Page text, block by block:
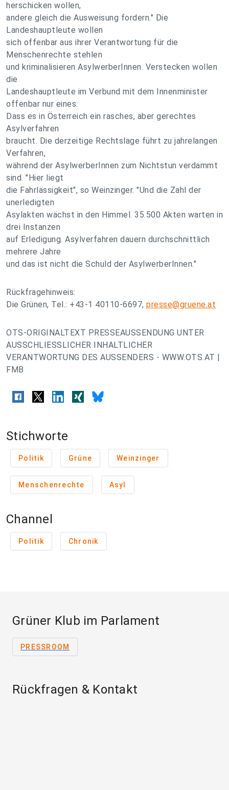
herschicken wollen,
andere gleich die Ausweisung fordern." Die
Landeshauptleute wollen
sich offenbar aus ihrer Verantwortung für die
Menschenrechte stehlen
und kriminalisieren AsylwerberInnen. Verstecken wollen
die
Landeshauptleute im Verbund mit dem Innenminister
offenbar nur eines:
Dass es in Österreich ein rasches, aber gerechtes
Asylverfahren
braucht. Die derzeitige Rechtslage führt zu jahrelangen
Verfahren,
während der AsylwerberInnen zum Nichtstun verdammt
sind. "Hier liegt
die Fahrlässigkeit", so Weinzinger. "Und die Zahl der
unerledigten
Asylakten wächst in den Himmel. 35.500 Akten warten in
drei Instanzen
auf Erledigung. Asylverfahren dauern durchschnittlich
mehrere Jahre
und das ist nicht die Schuld der AsylwerberInnen."
Rückfragehinweis:
Die Grünen, Tel.: +43-1 40110-6697, presse@gruene.at
OTS-ORIGINALTEXT PRESSEAUSSENDUNG UNTER
AUSSCHLIESSLICHER INHALTLICHER
VERANTWORTUNG DES AUSSENDERS - WWW.OTS.AT |
FMB
Stichworte
Politik Grüne Weinzinger
Menschenrechte Asyl
Channel
Politik Chronik
Grüner Klub im Parlament
PRESSROOM
Rückfragen & Kontakt